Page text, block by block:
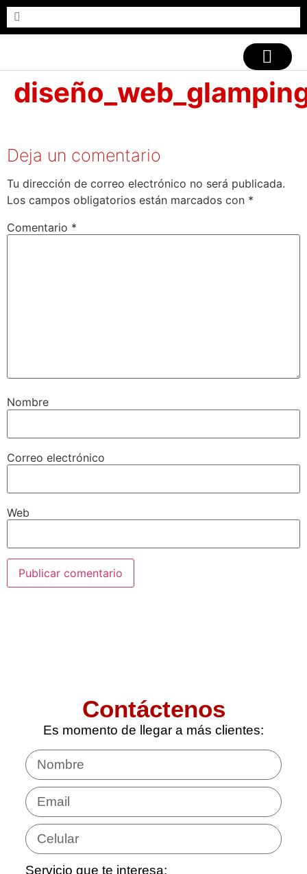
Deja un comentario
Tu dirección de correo electrónico no será publicada.
Los campos obligatorios están marcados con *
Comentario *
Nombre
Correo electrónico
Web
Contáctenos
Es momento de llegar a más clientes:
Servicio que te interesa: